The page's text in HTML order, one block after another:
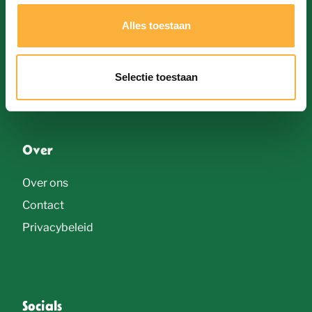
e
Alles toestaan
Selectie toestaan
Huisregels
Bieren
Over
Over ons
Contact
Privacybeleid
Socials